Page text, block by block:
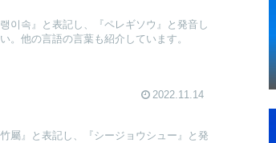
이속』と表記し、『ペレギソウ』と発音し
。他の言語の言葉も紹介しています。
2022.11.14
屬』と表記し、『シージョウシュー』と発